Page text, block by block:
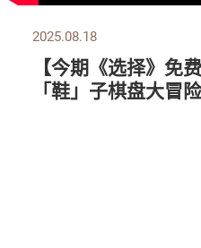
2025.08.18
【今期《选择》免
「鞋」子棋盘大冒